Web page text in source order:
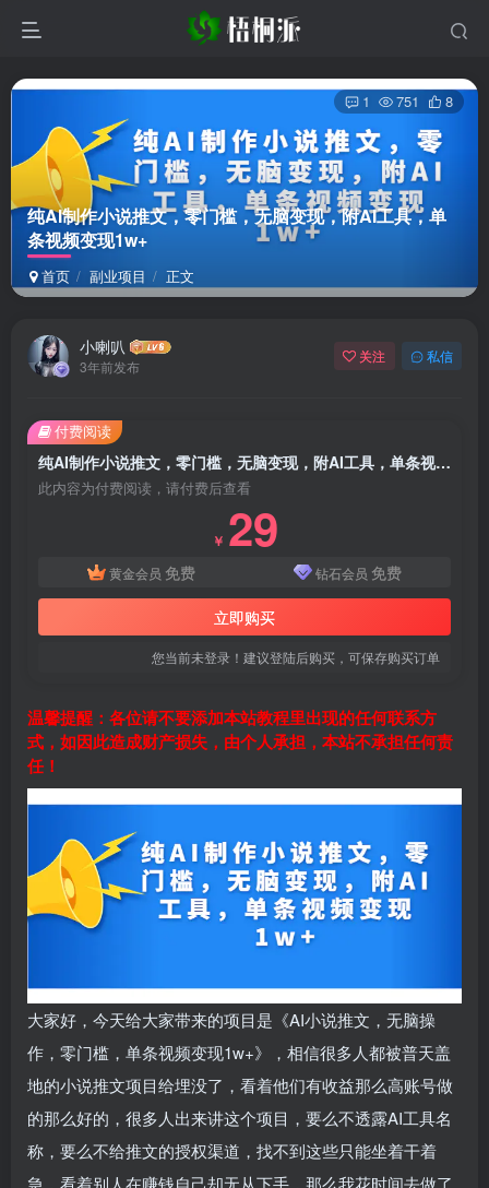
纯AI制作小说推文，零门槛，无脑变现，附AI工具，单
条视频变现1w+
首页 副业项目 正文
1 751 8
小喇叭
3年前发布
关注 私信
纯AI制作小说推文，零门槛，无脑变现，附AI工具，单条视频变现1w+
此内容为付费阅读，请付费后查看
￥ 29
黄金会员 免费 钻石会员 免费
立即购买
您当前未登录！建议登陆后购买，可保存购买订单
付费阅读
温馨提醒：各位请不要添加本站教程里出现的任何联系方
式，如因此造成财产损失，由个人承担，本站不承担任何责
任！
大家好，今天给大家带来的项目是《AI小说推文，无脑操
作，零门槛，单条视频变现1w+》，相信很多人都被普天盖
地的小说推文项目给埋没了，看着他们有收益那么高账号做
的那么好的，很多人出来讲这个项目，要么不透露AI工具名
称，要么不给推文的授权渠道，找不到这些只能坐着干着
急，看着别人在赚钱自己却无从下手，那么我花时间去做了